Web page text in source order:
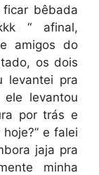
bêbada
“ afinal,
amigos do
os dois
levantei pra
levantou
por trás e
e falei
jaja pra
minha